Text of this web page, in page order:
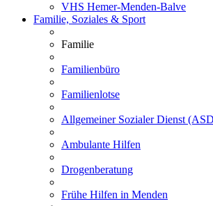
VHS Hemer-Menden-Balve
Familie, Soziales & Sport
Familie
Familienbüro
Familienlotse
Allgemeiner Sozialer Dienst
Ambulante Hilfen
Drogenberatung
Frühe Hilfen in Menden